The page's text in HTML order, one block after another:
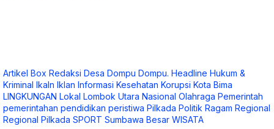
Artikel Box Redaksi Desa Dompu Dompu. Headline Hukum &
Kriminal Ikaln Iklan Informasi Kesehatan Korupsi Kota Bima
LINGKUNGAN Lokal Lombok Utara Nasional Olahraga Pemerintah
pemerintahan pendidikan peristiwa Pilkada Politik Ragam Regional
Regional Pilkada SPORT Sumbawa Besar WISATA